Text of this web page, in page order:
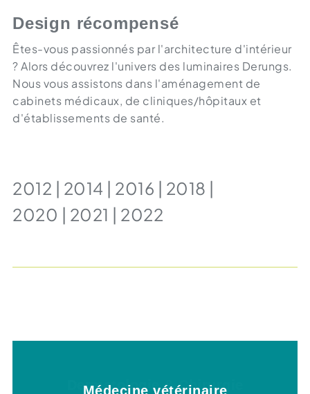
Design récompensé
Êtes-vous passionnés par l'architecture d'intérieur
? Alors découvrez l'univers des luminaires Derungs.
Nous vous assistons dans l'aménagement de
cabinets médicaux, de cliniques/hôpitaux et
d'établissements de santé.
2012 | 2014 | 2016 | 2018 |
2020 | 2021 | 2022
Médecine vétérinaire
Dermatologie & Chirurgie
Cliniques & hôpitaux